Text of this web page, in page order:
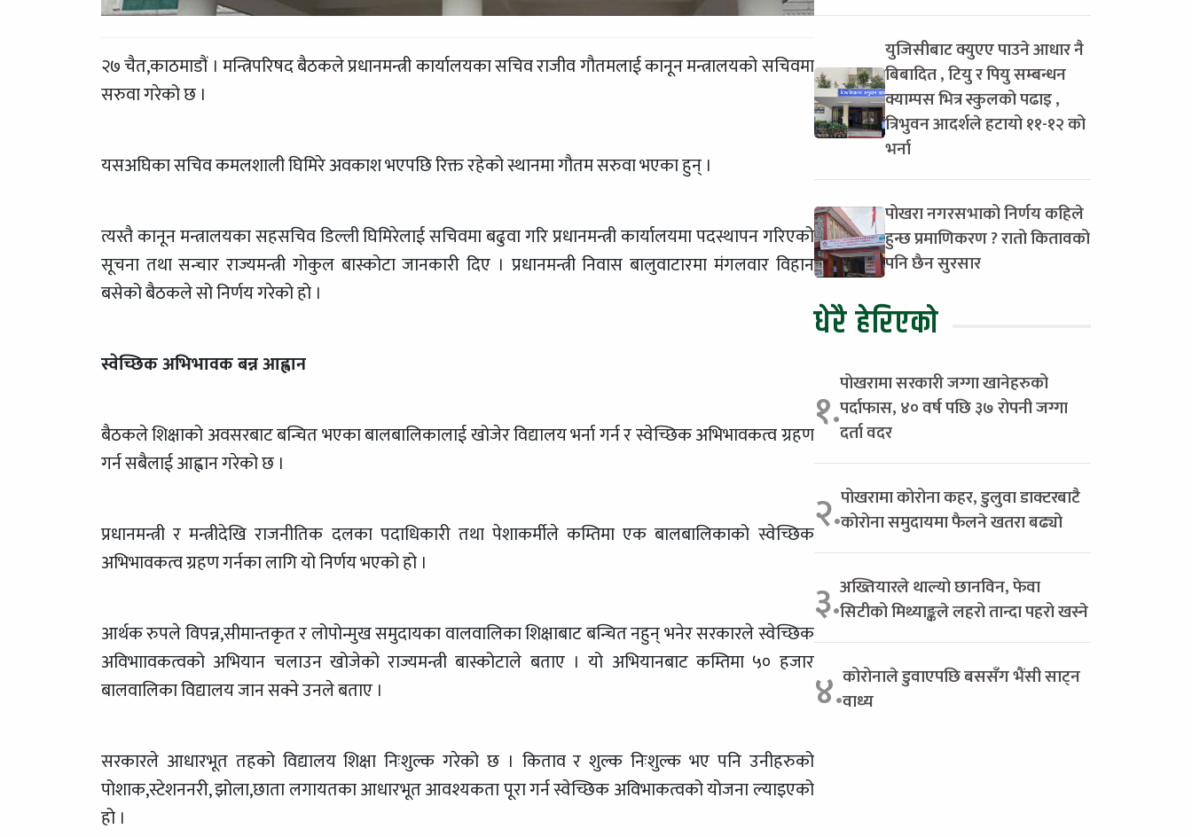
२७ चैत,काठमाडौं । मन्त्रिपरिषद बैठकले प्रधानमन्त्री कार्यालयका सचिव राजीव गौतमलाई कानून मन्त्रालयको सचिवमा
सरुवा गरेको छ ।
यसअघिका सचिव कमलशाली घिमिरे अवकाश भएपछि रिक्त रहेको स्थानमा गौतम सरुवा भएका हुन् ।
त्यस्तै कानून मन्त्रालयका सहसचिव डिल्ली घिमिरेलाई सचिवमा बढुवा गरि प्रधानमन्त्री कार्यालयमा पदस्थापन गरिएको
सूचना तथा सन्चार राज्यमन्त्री गोकुल बास्कोटा जानकारी दिए । प्रधानमन्त्री निवास बालुवाटारमा मंगलवार विहान
बसेको बैठकले सो निर्णय गरेको हो ।
स्वेच्छिक अभिभावक बन्न आह्वान
बैठकले शिक्षाको अवसरबाट बन्चित भएका बालबालिकालाई खोजेर विद्यालय भर्ना गर्न र स्वेच्छिक अभिभावकत्व ग्रहण
गर्न सबैलाई आह्वान गरेको छ ।
प्रधानमन्त्री र मन्त्रीदेखि राजनीतिक दलका पदाधिकारी तथा पेशाकर्मीले कम्तिमा एक बालबालिकाको स्वेच्छिक
अभिभावकत्व ग्रहण गर्नका लागि यो निर्णय भएको हो ।
आर्थक रुपले विपन्न,सीमान्तकृत र लोपोन्मुख समुदायका वालवालिका शिक्षाबाट बन्चित नहुन् भनेर सरकारले स्वेच्छिक
अविभाावकत्वको अभियान चलाउन खोजेको राज्यमन्त्री बास्कोटाले बताए । यो अभियानबाट कम्तिमा ५० हजार
बालवालिका विद्यालय जान सक्ने उनले बताए ।
सरकारले आधारभूत तहको विद्यालय शिक्षा निःशुल्क गरेको छ । किताव र शुल्क निःशुल्क भए पनि उनीहरुको
पोशाक,स्टेशननरी, झोला,छाता लगायतका आधारभूत आवश्यकता पूरा गर्न स्वेच्छिक अविभाकत्वको योजना ल्याइएको
हो ।
युजिसीबाट क्युएए पाउने आधार नै
बिबादित , टियु र पियु सम्बन्धन
क्याम्पस भित्र स्कुलको पढाइ ,
त्रिभुवन आदर्शले हटायो ११-१२ को
भर्ना
पोखरा नगरसभाको निर्णय कहिले
हुन्छ प्रमाणिकरण ? रातो कितावको
पनि छैन सुरसार
धेरै हेरिएको
१.पोखरामा सरकारी जग्गा खानेहरुको
पर्दाफास, ४० वर्ष पछि ३७ रोपनी जग्गा
दर्ता वदर
२.पोखरामा कोरोना कहर, डुलुवा डाक्टरबाटै
कोरोना समुदायमा फैलने खतरा बढ्यो
३.अख्तियारले थाल्यो छानविन, फेवा
सिटीको मिथ्याङ्कले लहरो तान्दा पहरो खस्ने
४.कोरोनाले डुवाएपछि बससँग भैंसी साट्न
वाध्य